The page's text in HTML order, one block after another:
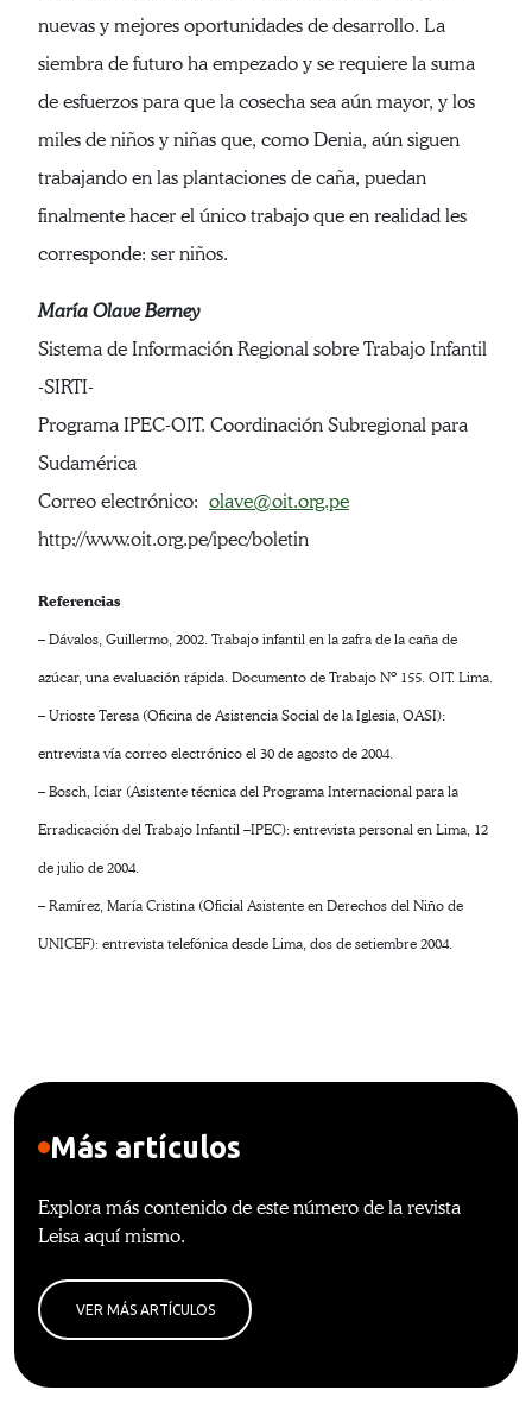
nuevas y mejores oportunidades de desarrollo. La
siembra de futuro ha empezado y se requiere la suma
de esfuerzos para que la cosecha sea aún mayor, y los
miles de niños y niñas que, como Denia, aún siguen
trabajando en las plantaciones de caña, puedan
finalmente hacer el único trabajo que en realidad les
corresponde: ser niños.
María Olave Berney
Sistema de Información Regional sobre Trabajo Infantil
-SIRTI-
Programa IPEC-OIT. Coordinación Subregional para
Sudamérica
Correo electrónico: olave@oit.org.pe
http://www.oit.org.pe/ipec/boletin
Referencias
– Dávalos, Guillermo, 2002. Trabajo infantil en la zafra de la caña de
azúcar, una evaluación rápida. Documento de Trabajo Nº 155. OIT. Lima.
– Urioste Teresa (Oficina de Asistencia Social de la Iglesia, OASI):
entrevista vía correo electrónico el 30 de agosto de 2004.
– Bosch, Iciar (Asistente técnica del Programa Internacional para la
Erradicación del Trabajo Infantil –IPEC): entrevista personal en Lima, 12
de julio de 2004.
– Ramírez, María Cristina (Oficial Asistente en Derechos del Niño de
UNICEF): entrevista telefónica desde Lima, dos de setiembre 2004.
Más artículos
Explora más contenido de este número de la revista
Leisa aquí mismo.
VER MÁS ARTÍCULOS